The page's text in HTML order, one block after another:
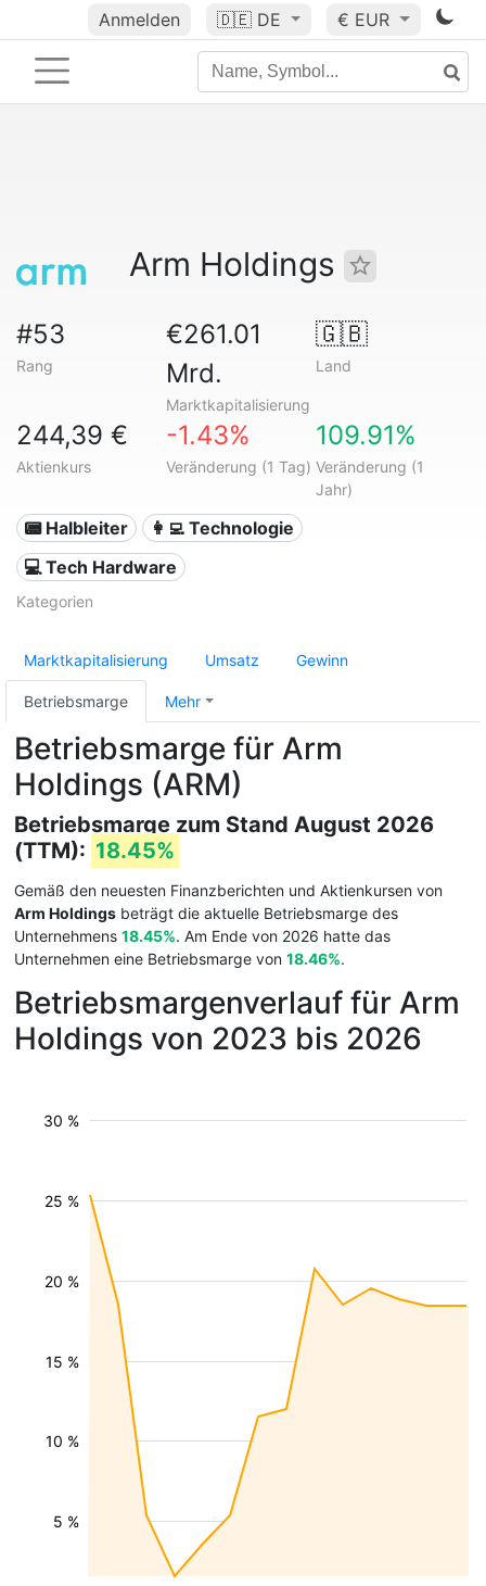
Anmelden 🇩🇪 DE € EUR
Arm Holdings
#53
Rang
€261.01
Mrd.
Marktkapitalisierung
🇬🇧
Land
244,39 €
Aktienkurs
-1.43%
Veränderung (1 Tag)
109.91%
Veränderung (1
Jahr)
📟 Halbleiter
👩‍💻 Technologie
💻 Tech Hardware
Kategorien
Marktkapitalisierung Umsatz Gewinn
Betriebsmarge Mehr
Betriebsmarge für Arm
Holdings (ARM)
Betriebsmarge zum Stand August 2026
(TTM): 18.45%
Gemäß den neuesten Finanzberichten und Aktienkursen von
Arm Holdings beträgt die aktuelle Betriebsmarge des
Unternehmens 18.45%. Am Ende von 2026 hatte das
Unternehmen eine Betriebsmarge von 18.46%.
Betriebsmargenverlauf für Arm
Holdings von 2023 bis 2026
5 %
10 %
15 %
20 %
25 %
30 %